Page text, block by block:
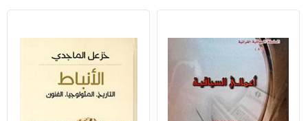
اكسسوارات
ملابس
مطرزات
حقائب
القراءة
iKitab
حدود
وفرات
عن